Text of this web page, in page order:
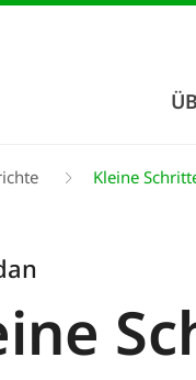
Kleine